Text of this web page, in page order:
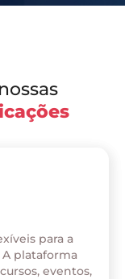
para a
plataforma
eventos,